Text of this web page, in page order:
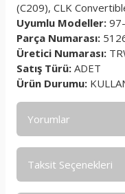
(C209), CLK
Uyumlu Modeller:
Parça Numarası:
Üretici Numarası:
Satış Türü: ADET
Ürün Durumu:
Yorumlar
Taksit Seçenekleri